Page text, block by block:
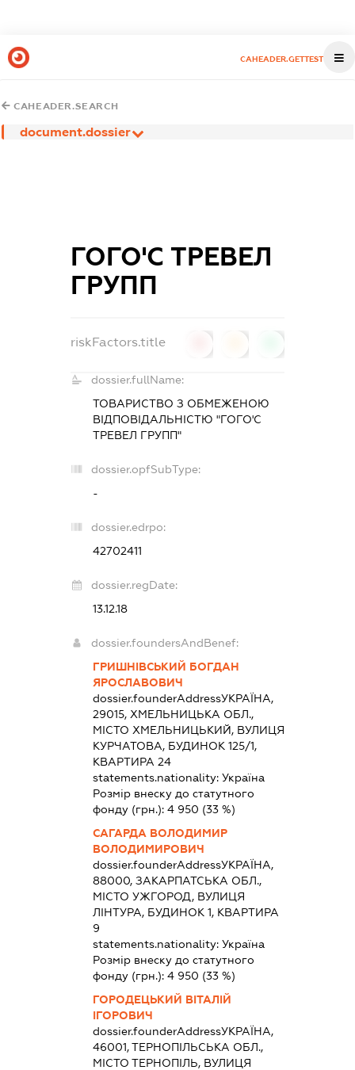
CAHEADER.GETTEST
CAHEADER.SEARCH
document.dossier
ГОГО'C ТРЕВЕЛ
ГРУПП
riskFactors.title
dossier.fullName:
ТОВАРИСТВО З ОБМЕЖЕНОЮ
ВІДПОВІДАЛЬНІСТЮ "ГОГО'C
ТРЕВЕЛ ГРУПП"
dossier.opfSubType:
-
dossier.edrpo:
42702411
dossier.regDate:
13.12.18
dossier.foundersAndBenef:
ГРИШНІВСЬКИЙ БОГДАН
ЯРОСЛАВОВИЧ
dossier.founderAddressУКРАЇНА,
29015, ХМЕЛЬНИЦЬКА ОБЛ.,
МІСТО ХМЕЛЬНИЦЬКИЙ, ВУЛИЦЯ
КУРЧАТОВА, БУДИНОК 125/1,
КВАРТИРА 24
statements.nationality: Україна
Розмір внеску до статутного
фонду (грн.): 4 950 (33 %)
САГАРДА ВОЛОДИМИР
ВОЛОДИМИРОВИЧ
dossier.founderAddressУКРАЇНА,
88000, ЗАКАРПАТСЬКА ОБЛ.,
МІСТО УЖГОРОД, ВУЛИЦЯ
ЛІНТУРА, БУДИНОК 1, КВАРТИРА
9
statements.nationality: Україна
Розмір внеску до статутного
фонду (грн.): 4 950 (33 %)
ГОРОДЕЦЬКИЙ ВІТАЛІЙ
ІГОРОВИЧ
dossier.founderAddressУКРАЇНА,
46001, ТЕРНОПІЛЬСЬКА ОБЛ.,
МІСТО ТЕРНОПІЛЬ, ВУЛИЦЯ